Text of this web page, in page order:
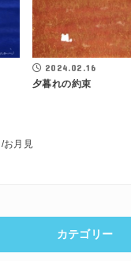
2024.02.16
夕暮れの約束
お月見
カテゴリー